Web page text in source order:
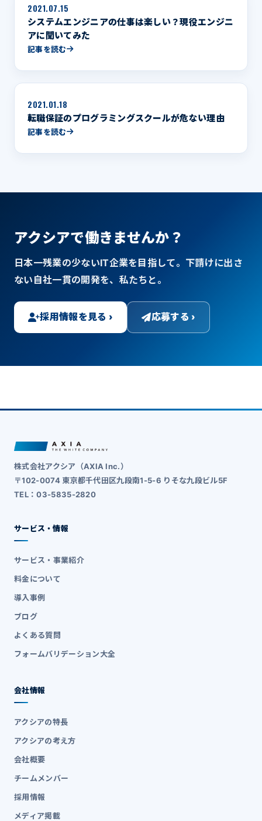
2021.07.15
システムエンジニアの仕事は楽しい？現役エンジニ
アに聞いてみた
記事を読む
2021.01.18
転職保証のプログラミングスクールが危ない理由
記事を読む
アクシアで働きませんか？
日本一残業の少ないIT企業を目指して。下請けに出さ
ない自社一貫の開発を、私たちと。
採用情報を見る › 応募する ›
株式会社アクシア（AXIA Inc.）
〒102-0074 東京都千代田区九段南1-5-6 りそな九段ビル5F
TEL：03-5835-2820
サービス・情報
サービス・事業紹介
料金について
導入事例
ブログ
よくある質問
フォームバリデーション大全
会社情報
アクシアの特長
アクシアの考え方
会社概要
チームメンバー
採用情報
メディア掲載